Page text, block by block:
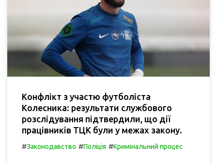
Конфлікт з участю футболіста
Колесника: результати службового
розслідування підтвердили, що дії
працівників ТЦК були у межах закону.
#Законодавство #Поліція #Кримінальний процес